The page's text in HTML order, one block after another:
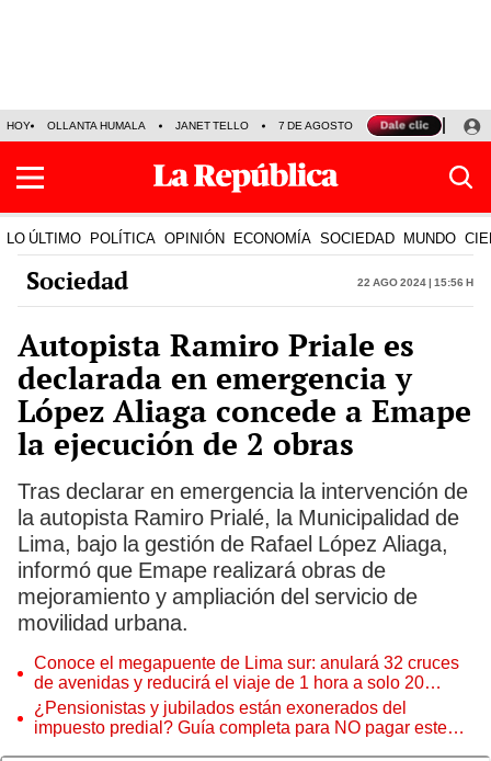
HOY OLLANTA HUMALA JANET TELLO 7 DE AGOSTO TINKA RESULTADOS
LO ÚLTIMO POLÍTICA OPINIÓN ECONOMÍA SOCIEDAD MUNDO
Sociedad 22 Ago 2024 | 15:56 h
Autopista Ramiro Priale es
declarada en emergencia y
López Aliaga concede a Emape
la ejecución de 2 obras
Tras declarar en emergencia la intervención de
la autopista Ramiro Prialé, la Municipalidad de
Lima, bajo la gestión de Rafael López Aliaga,
informó que Emape realizará obras de
mejoramiento y ampliación del servicio de
movilidad urbana.
Conoce el megapuente de Lima sur: anulará 32 cruces
de avenidas y reducirá el viaje de 1 hora a solo 20
minutos
¿Pensionistas y jubilados están exonerados del
impuesto predial? Guía completa para NO pagar este